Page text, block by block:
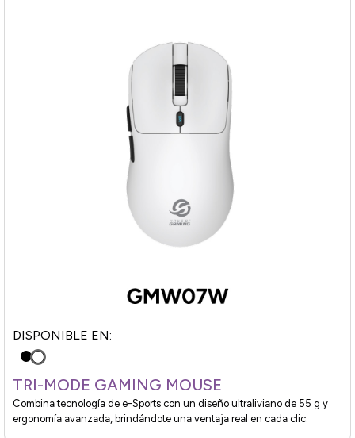
DISPONIBLE EN:
TRI-MODE GAMING MOUSE
Combina tecnología de e-Sports con un diseño ultraliviano de 55 g y
ergonomía avanzada, brindándote una ventaja real en cada clic.